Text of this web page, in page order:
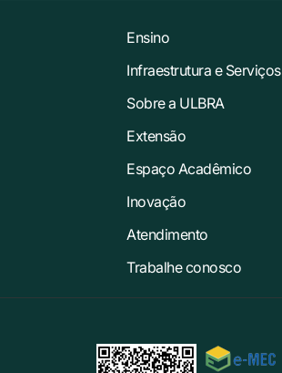
Ensino
Infraestrutura e Serviços
Sobre a ULBRA
Extensão
Espaço Acadêmico
Inovação
Atendimento
Trabalhe conosco